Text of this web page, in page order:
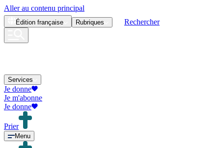
Aller au contenu principal
Édition française Rubriques Rechercher
Services
Je donne
Je m'abonne
Je donne
Prier
Menu